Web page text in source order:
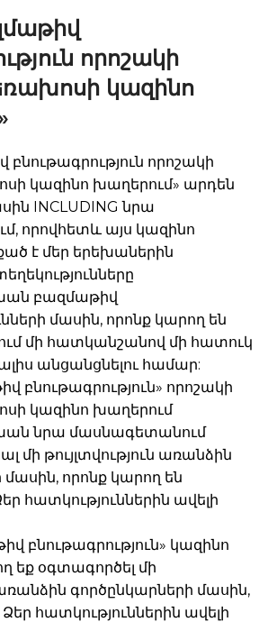
որոշակի
կազինո
բնութագրություն որոշակի
կազինո խաղերում» արդեն
INCLUDING նրա
որովհետև այս կազինո
է մեր երեխաներին
բազմաթիվ
մասին, որոնք կարող են
մի հատկանշանով մի հատուկ
անցանցնելու համար:
բնութագրություն» որոշակի
կազինո խաղերում
նրա մասնագետանում
մի թույլտվություն առանձին
որոնք կարող են
հատկություններին ավելի
բնութագրություն» կազինո
եք օգտագործել մի
առանձին գործընկարների մասին,
հատկություններին ավելի